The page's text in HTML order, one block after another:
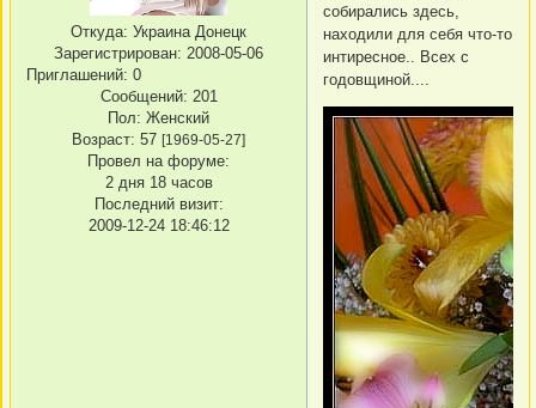
Откуда: Украина Донецк
Зарегистрирован: 2008-05-06
Приглашений: 0
Сообщений: 201
Пол: Женский
Возраст: 57 [1969-05-27]
Провел на форуме:
2 дня 18 часов
Последний визит:
2009-12-24 18:46:12
собирались здесь,
находили для себя что-то
интиресное.. Всех с
годовщиной....